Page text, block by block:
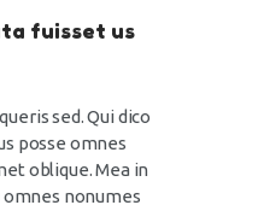
fuisset us
sed. Qui dico
posse omnes
oblique. Mea in
nonumes